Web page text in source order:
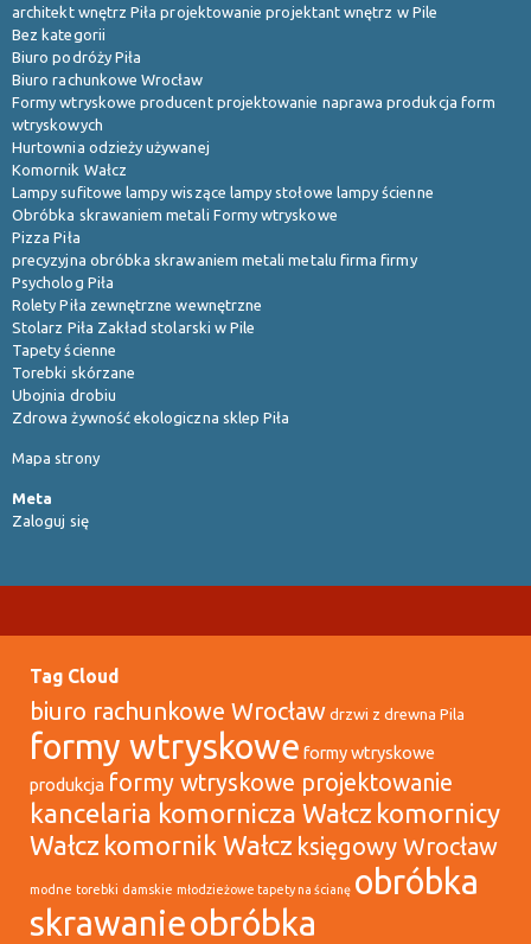
architekt wnętrz Piła projektowanie projektant wnętrz w Pile
Bez kategorii
Biuro podróży Piła
Biuro rachunkowe Wrocław
Formy wtryskowe producent projektowanie naprawa produkcja form
wtryskowych
Hurtownia odzieży używanej
Komornik Wałcz
Lampy sufitowe lampy wiszące lampy stołowe lampy ścienne
Obróbka skrawaniem metali Formy wtryskowe
Pizza Piła
precyzyjna obróbka skrawaniem metali metalu firma firmy
Psycholog Piła
Rolety Piła zewnętrzne wewnętrzne
Stolarz Piła Zakład stolarski w Pile
Tapety ścienne
Torebki skórzane
Ubojnia drobiu
Zdrowa żywność ekologiczna sklep Piła
Mapa strony
Meta
Zaloguj się
Tag Cloud
biuro rachunkowe Wrocław drzwi z drewna Pila
formy wtryskowe formy wtryskowe
produkcja formy wtryskowe projektowanie
kancelaria komornicza Wałcz komornicy
Wałcz komornik Wałcz księgowy Wrocław
modne torebki damskie młodzieżowe tapety na ścianę obróbka
skrawanieobróbka